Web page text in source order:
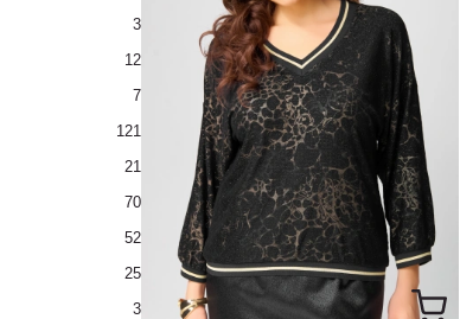
3
12
7
121
21
70
52
25
3